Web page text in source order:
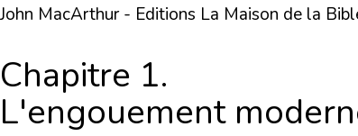
John MacArthur - Editions La Maison de la
Chapitre 1.
L'engouement